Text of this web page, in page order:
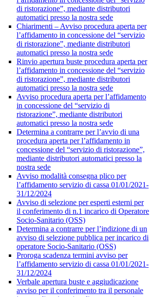
di ristorazione”, mediante distributori
automatici presso la nostra sede
Chiarimenti – Avviso procedura aperta per
l’affidamento in concessione del “servizio
di ristorazione”, mediante distributori
automatici presso la nostra sede
Rinvio apertura buste procedura aperta per
l’affidamento in concessione del “servizio
di ristorazione”, mediante distributori
automatici presso la nostra sede
Avviso procedura aperta per l’affidamento
in concessione del “servizio di
ristorazione”, mediante distributori
automatici presso la nostra sede
Determina a contrarre per l’avvio di una
procedura aperta per l’affidamento in
concessione del “servizio di ristorazione”,
mediante distributori automatici presso la
nostra sede
Avviso modalità consegna plico per
l’affidamento servizio di cassa 01/01/2021-
31/12/2024
Avviso di selezione per esperti esterni per
il conferimento di n.1 incarico di Operatore
Socio-Sanitario (OSS)
Determina a contrarre per l’indizione di un
avviso di selezione pubblica per incarico di
operatore Socio-Sanitario (OSS)
Proroga scadenza termini avviso per
l’affidamento servizio di cassa 01/01/2021-
31/12/2024
Verbale apertura buste e aggiudicazione
avviso per il conferimento tra il personale